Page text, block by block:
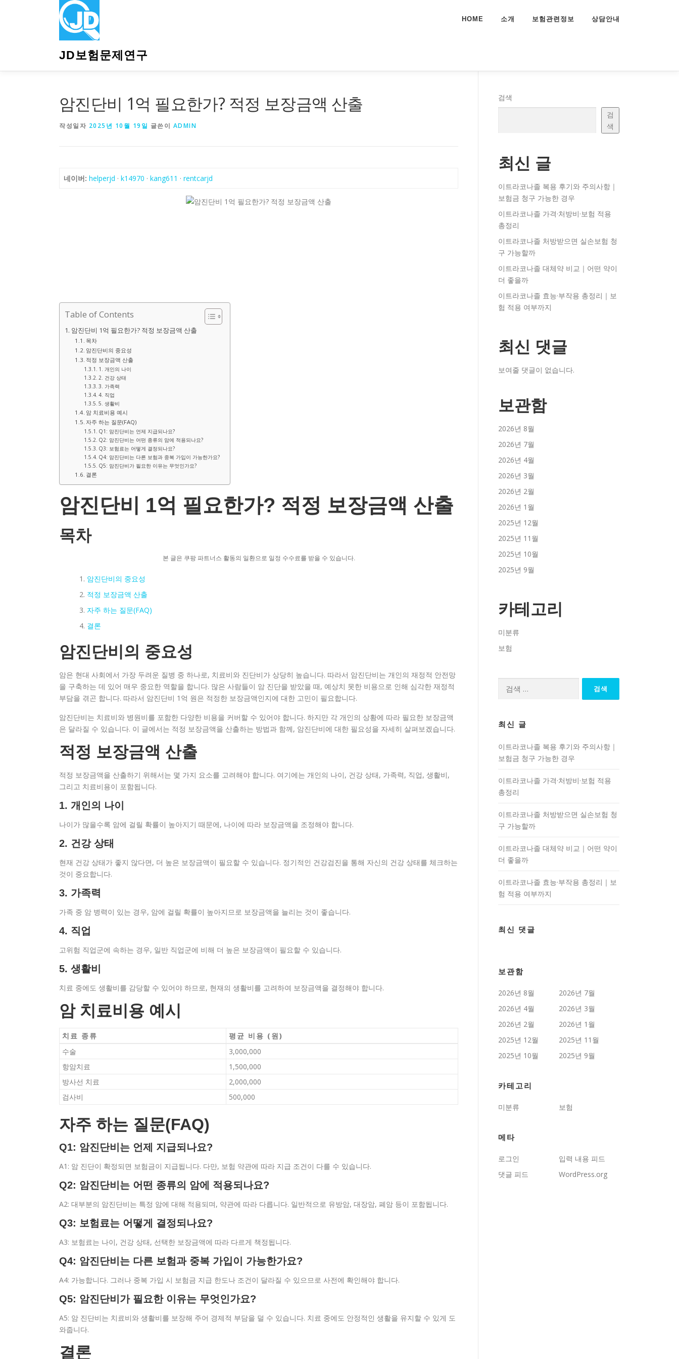
JD보험문제연구
HOME 소개 보험관련정보 상담안내
암진단비 1억 필요한가? 적정 보장금액 산출
작성일자 2025년 10월 19일 글쓴이 ADMIN
네이버: helperjd · k14970 · kang611 · rentcarjd
Table of Contents
암진단비 1억 필요한가? 적정 보장금액 산출
목차
암진단비의 중요성
적정 보장금액 산출
1. 개인의 나이
2. 건강 상태
3. 가족력
4. 직업
5. 생활비
암 치료비용 예시
자주 하는 질문(FAQ)
Q1: 암진단비는 언제 지급되나요?
Q2: 암진단비는 어떤 종류의 암에 적용되나요?
Q3: 보험료는 어떻게 결정되나요?
Q4: 암진단비는 다른 보험과 중복 가입이 가능한가요?
Q5: 암진단비가 필요한 이유는 무엇인가요?
결론
암진단비 1억 필요한가? 적정 보장금액 산출
목차
본 글은 쿠팡 파트너스 활동의 일환으로 일정 수수료를 받을 수 있습니다.
암진단비의 중요성
적정 보장금액 산출
자주 하는 질문(FAQ)
결론
암진단비의 중요성
암은 현대 사회에서 가장 두려운 질병 중 하나로, 치료비와 진단비가 상당히 높습니다. 따라서 암진단비는 개인의 재정적 안전망
을 구축하는 데 있어 매우 중요한 역할을 합니다. 많은 사람들이 암 진단을 받았을 때, 예상치 못한 비용으로 인해 심각한 재정적
부담을 겪곤 합니다. 따라서 암진단비 1억 원은 적정한 보장금액인지에 대한 고민이 필요합니다.
암진단비는 치료비와 병원비를 포함한 다양한 비용을 커버할 수 있어야 합니다. 하지만 각 개인의 상황에 따라 필요한 보장금액
은 달라질 수 있습니다. 이 글에서는 적정 보장금액을 산출하는 방법과 함께, 암진단비에 대한 필요성을 자세히 살펴보겠습니다.
적정 보장금액 산출
적정 보장금액을 산출하기 위해서는 몇 가지 요소를 고려해야 합니다. 여기에는 개인의 나이, 건강 상태, 가족력, 직업, 생활비,
그리고 치료비용이 포함됩니다.
1. 개인의 나이
나이가 많을수록 암에 걸릴 확률이 높아지기 때문에, 나이에 따라 보장금액을 조정해야 합니다.
2. 건강 상태
현재 건강 상태가 좋지 않다면, 더 높은 보장금액이 필요할 수 있습니다. 정기적인 건강검진을 통해 자신의 건강 상태를 체크하는
것이 중요합니다.
3. 가족력
가족 중 암 병력이 있는 경우, 암에 걸릴 확률이 높아지므로 보장금액을 늘리는 것이 좋습니다.
4. 직업
고위험 직업군에 속하는 경우, 일반 직업군에 비해 더 높은 보장금액이 필요할 수 있습니다.
5. 생활비
치료 중에도 생활비를 감당할 수 있어야 하므로, 현재의 생활비를 고려하여 보장금액을 결정해야 합니다.
암 치료비용 예시
치료 종류
평균 비용 (원)
수술
3,000,000
항암치료
1,500,000
방사선 치료
2,000,000
검사비
500,000
자주 하는 질문(FAQ)
Q1: 암진단비는 언제 지급되나요?
A1: 암 진단이 확정되면 보험금이 지급됩니다. 다만, 보험 약관에 따라 지급 조건이 다를 수 있습니다.
Q2: 암진단비는 어떤 종류의 암에 적용되나요?
A2: 대부분의 암진단비는 특정 암에 대해 적용되며, 약관에 따라 다릅니다. 일반적으로 유방암, 대장암, 폐암 등이 포함됩니다.
Q3: 보험료는 어떻게 결정되나요?
A3: 보험료는 나이, 건강 상태, 선택한 보장금액에 따라 다르게 책정됩니다.
Q4: 암진단비는 다른 보험과 중복 가입이 가능한가요?
A4: 가능합니다. 그러나 중복 가입 시 보험금 지급 한도나 조건이 달라질 수 있으므로 사전에 확인해야 합니다.
Q5: 암진단비가 필요한 이유는 무엇인가요?
A5: 암 진단비는 치료비와 생활비를 보장해 주어 경제적 부담을 덜 수 있습니다. 치료 중에도 안정적인 생활을 유지할 수 있게 도
와줍니다.
결론
검색
검
색
최신 글
이트라코나졸 복용 후기와 주의사항｜
보험금 청구 가능한 경우
이트라코나졸 가격·처방비·보험 적용
총정리
이트라코나졸 처방받으면 실손보험 청
구 가능할까
이트라코나졸 대체약 비교｜어떤 약이
더 좋을까
이트라코나졸 효능·부작용 총정리｜보
험 적용 여부까지
최신 댓글
보여줄 댓글이 없습니다.
보관함
2026년 8월
2026년 7월
2026년 4월
2026년 3월
2026년 2월
2026년 1월
2025년 12월
2025년 11월
2025년 10월
2025년 9월
카테고리
미분류
보험
최신 글
이트라코나졸 복용 후기와 주의사항｜
보험금 청구 가능한 경우
이트라코나졸 가격·처방비·보험 적용
총정리
이트라코나졸 처방받으면 실손보험 청
구 가능할까
이트라코나졸 대체약 비교｜어떤 약이
더 좋을까
이트라코나졸 효능·부작용 총정리｜보
험 적용 여부까지
최신 댓글
보관함
2026년 8월
2026년 7월
2026년 4월
2026년 3월
2026년 2월
2026년 1월
2025년 12월
2025년 11월
2025년 10월
2025년 9월
카테고리
미분류 보험
메타
로그인
입력 내용 피드
댓글 피드
WordPress.org